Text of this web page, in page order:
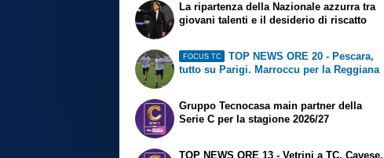
La ripartenza della Nazionale azzurra tra
giovani talenti e il desiderio di riscatto
FOCUS TC
TOP NEWS ORE 20 - Pescara,
tutto su Parigi. Marroccu per la Reggiana
Gruppo Tecnocasa main partner della
Serie C per la stagione 2026/27
TOP NEWS ORE 13 - Vetrini a TC. Cavese,